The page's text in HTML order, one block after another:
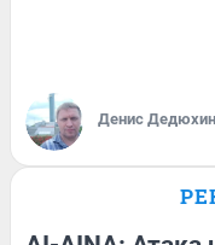
Денис Дедюхин